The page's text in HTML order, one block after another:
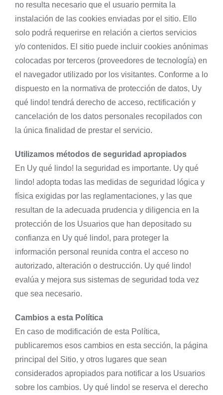
no resulta necesario que el usuario permita la
instalación de las cookies enviadas por el sitio. Ello
solo podrá requerirse en relación a ciertos servicios
y/o contenidos. El sitio puede incluir cookies anónimas
colocadas por terceros (proveedores de tecnología) en
el navegador utilizado por los visitantes. Conforme a lo
dispuesto en la normativa de protección de datos, Uy
qué lindo! tendrá derecho de acceso, rectificación y
cancelación de los datos personales recopilados con
la única finalidad de prestar el servicio.
Utilizamos métodos de seguridad apropiados
En Uy qué lindo! la seguridad es importante. Uy qué
lindo! adopta todas las medidas de seguridad lógica y
física exigidas por las reglamentaciones, y las que
resultan de la adecuada prudencia y diligencia en la
protección de los Usuarios que han depositado su
confianza en Uy qué lindo!, para proteger la
información personal reunida contra el acceso no
autorizado, alteración o destrucción. Uy qué lindo!
evalúa y mejora sus sistemas de seguridad toda vez
que sea necesario.
Cambios a esta Política
En caso de modificación de esta Política,
publicaremos esos cambios en esta sección, la página
principal del Sitio, y otros lugares que sean
considerados apropiados para notificar a los Usuarios
sobre los cambios. Uy qué lindo! se reserva el derecho